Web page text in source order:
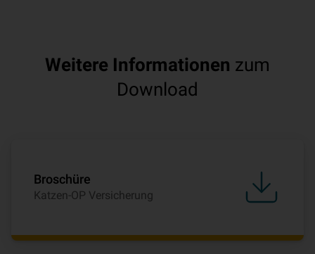
Weitere Informationen zum
Download
Broschüre
Katzen-OP Versicherung